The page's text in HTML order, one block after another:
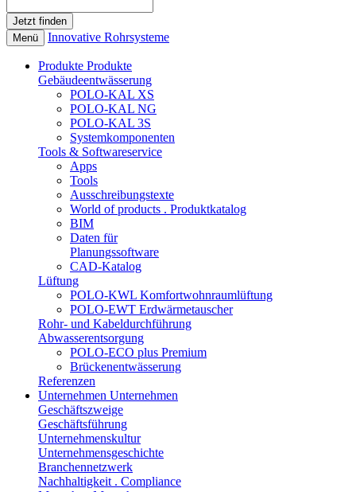
Menü Innovative Rohrsysteme
Produkte Produkte
Gebäudeentwässerung
POLO-KAL XS
POLO-KAL NG
POLO-KAL 3S
Systemkomponenten
Tools & Softwareservice
Apps
Tools
Ausschreibungstexte
World of products . Produktkatalog
BIM
Daten für
Planungssoftware
CAD-Katalog
Lüftung
POLO-KWL Komfortwohnraumlüftung
POLO-EWT Erdwärmetauscher
Rohr- und Kabeldurchführung
Abwasserentsorgung
POLO-ECO plus Premium
Brückenentwässerung
Referenzen
Unternehmen Unternehmen
Geschäftszweige
Geschäftsführung
Unternehmenskultur
Unternehmensgeschichte
Branchennetzwerk
Nachhaltigkeit . Compliance